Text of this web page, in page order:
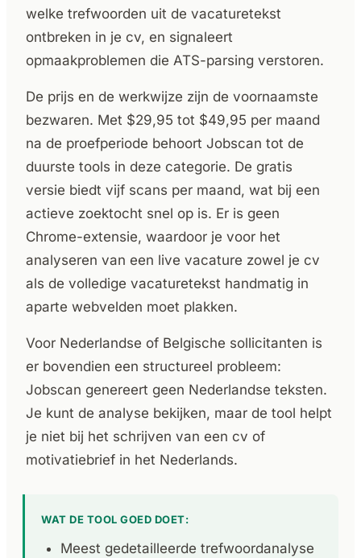
welke trefwoorden uit de vacaturetekst
ontbreken in je cv, en signaleert
opmaakproblemen die ATS-parsing verstoren.
De prijs en de werkwijze zijn de voornaamste
bezwaren. Met $29,95 tot $49,95 per maand
na de proefperiode behoort Jobscan tot de
duurste tools in deze categorie. De gratis
versie biedt vijf scans per maand, wat bij een
actieve zoektocht snel op is. Er is geen
Chrome-extensie, waardoor je voor het
analyseren van een live vacature zowel je cv
als de volledige vacaturetekst handmatig in
aparte webvelden moet plakken.
Voor Nederlandse of Belgische sollicitanten is
er bovendien een structureel probleem:
Jobscan genereert geen Nederlandse teksten.
Je kunt de analyse bekijken, maar de tool helpt
je niet bij het schrijven van een cv of
motivatiebrief in het Nederlands.
WAT DE TOOL GOED DOET:
Meest gedetailleerde trefwoordanalyse